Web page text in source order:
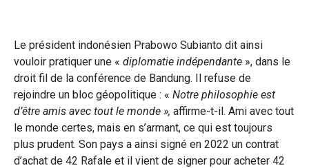
Le président indonésien Prabowo Subianto dit ainsi
vouloir pratiquer une « diplomatie indépendante », dans le
droit fil de la conférence de Bandung. Il refuse de
rejoindre un bloc géopolitique : « Notre philosophie est
d’être amis avec tout le monde », affirme-t-il. Ami avec tout
le monde certes, mais en s’armant, ce qui est toujours
plus prudent. Son pays a ainsi signé en 2022 un contrat
d’achat de 42 Rafale et il vient de signer pour acheter 42